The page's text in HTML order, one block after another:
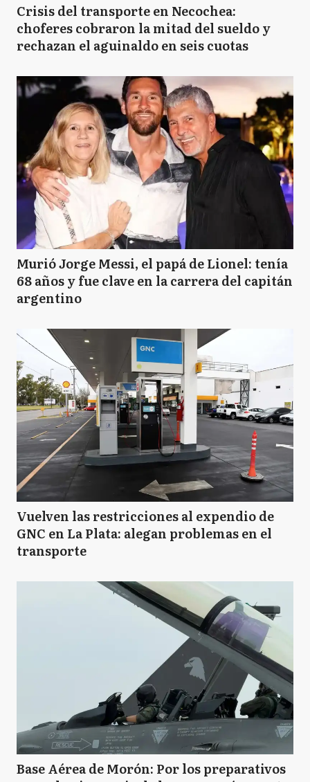
Crisis del transporte en Necochea:
choferes cobraron la mitad del sueldo y
rechazan el aguinaldo en seis cuotas
Murió Jorge Messi, el papá de Lionel: tenía
68 años y fue clave en la carrera del capitán
argentino
Vuelven las restricciones al expendio de
GNC en La Plata: alegan problemas en el
transporte
Base Aérea de Morón: Por los preparativos